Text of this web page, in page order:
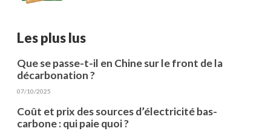
Les plus lus
Que se passe-t-il en Chine sur le front de la
décarbonation ?
07/10/2025
Coût et prix des sources d’électricité bas-
carbone : qui paie quoi ?